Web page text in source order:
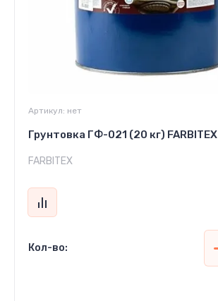
Артикул: нет
Грунтовка ГФ-021 (20 кг) FARBITEX
FARBITEX
Кол-во: